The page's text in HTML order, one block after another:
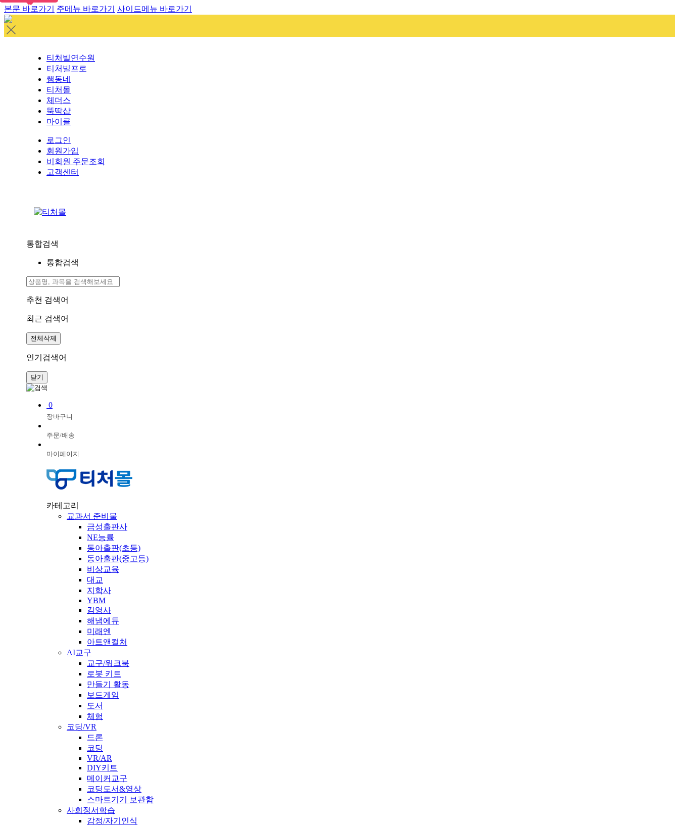
본문 바로가기 주메뉴 바로가기 사이드메뉴 바로가기
티처빌연수원
티처빌프로
쌤동네
티처몰
체더스
뚝딱샵
마이클
로그인
회원가입
비회원 주문조회
고객센터
통합검색
통합검색
추천 검색어
최근 검색어
전체삭제
인기검색어
닫기
0
장바구니
주문/배송
마이페이지
카테고리
교과서 준비물
금성출판사
NE능률
동아출판(초등)
동아출판(중고등)
비상교육
대교
지학사
YBM
김영사
해냄에듀
미래엔
아트앤컬처
AI교구
교구/워크북
로봇 키트
만들기 활동
보드게임
도서
체험
코딩/VR
드론
코딩
VR/AR
DIY키트
메이커교구
코딩도서&영상
스마트기기 보관함
사회정서학습
감정/자기인식